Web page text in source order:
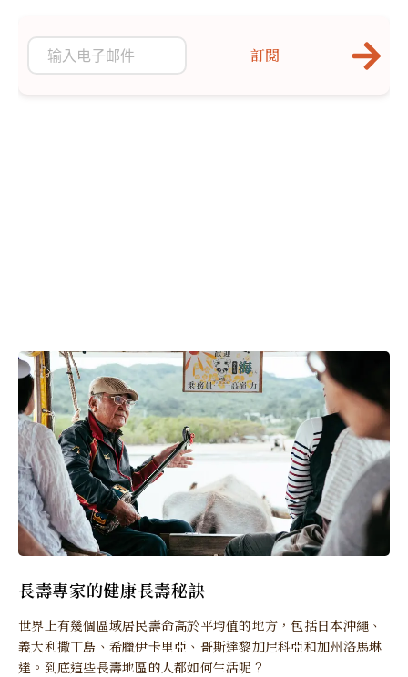
長壽專家的健康長壽秘訣
世界上有幾個區域居民壽命高於平均值的地方，包括日本沖繩、
義大利撒丁島、希臘伊卡里亞、哥斯達黎加尼科亞和加州洛馬琳
達。到底這些長壽地區的人都如何生活呢？
訂閱